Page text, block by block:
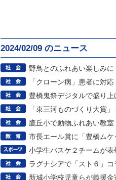
2024/02/09 のニュース
野鳥とのふれあい楽しみに
「クローン病」患者に対応
豊橋鬼祭デジタルで盛り上
「東三河ものづくり大賞」
鷹丘小で動物ふれあい教室
市長エール賞に「豊橋ムケ
小学生バスケ２チームが表
ラグナシアで「スト６」コ
新城小学校児童らが義援金